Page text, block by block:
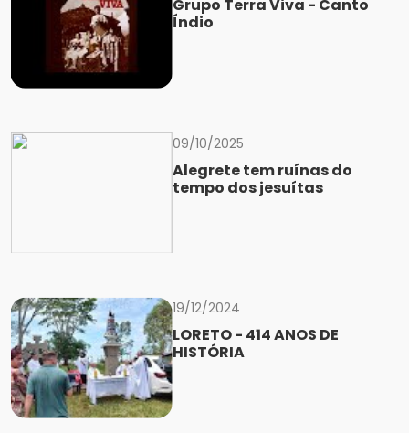
Grupo Terra Viva - Canto
Índio
09/10/2025
Alegrete tem ruínas do
tempo dos jesuítas
19/12/2024
LORETO - 414 ANOS DE
HISTÓRIA